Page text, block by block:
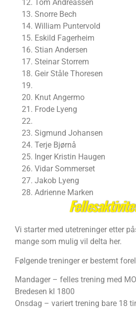
Tom Andreassen
Snorre Bech
William Puntervold
Eskild Fagerheim
Stian Andersen
Steinar Storrem
Geir Ståle Thoresen
Knut Angermo
Frode Lyeng
Sigmund Johansen
Terje Bjørnå
Inger Kristin Haugen
Vidar Sommerset
Jakob Lyeng
Adrienne Marken
Vi starter med utetreninger etter
mange som mulig vil delta her.
Følgende treninger er bestemt
Mandager – felles trening med
Bredesen kl 1800
Onsdag – variert trening bare 18